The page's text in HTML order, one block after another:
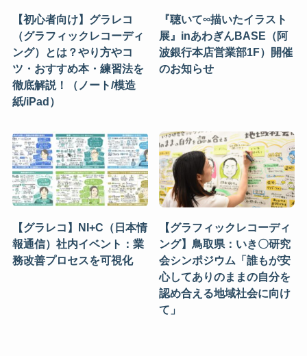
【初心者向け】グラレコ
（グラフィックレコーディ
ング）とは？やり方やコ
ツ・おすすめ本・練習法を
徹底解説！（ノート/模造
紙/iPad）
『聴いて∞描いたイラスト
展』inあわぎんBASE（阿
波銀行本店営業部1F）開催
のお知らせ
【グラレコ】NI+C（日本情
報通信）社内イベント：業
務改善プロセスを可視化
【グラフィックレコーディ
ング】鳥取県：いき〇研究
会シンポジウム「誰もが安
心してありのままの自分を
認め合える地域社会に向け
て」